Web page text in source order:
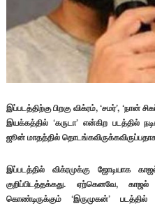
இப்படத்திற்கு பிறகு விக்ரம், ‘சமர்’,
இயக்கத்தில் ‘கருடா’ என்கிற படத்தில்
ஜூன் மாதத்தில் தொடங்கவிருக்கவிருப்பதாக
இப்படத்தில் விக்ரமுக்கு ஜோடியாக
குறிப்பிடத்தக்கது. ஏற்கெனவே,
கொண்டிருக்கும் ‘இருமுகன்’